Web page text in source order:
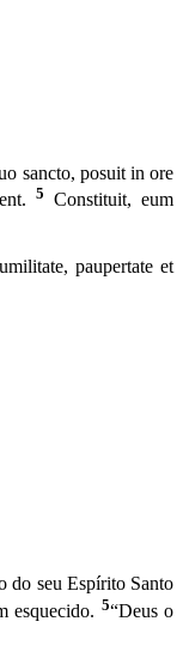
sancto, posuit in ore
5 Constituit, eum
paupertate et
do seu Espírito Santo
esquecido. 5“Deus o